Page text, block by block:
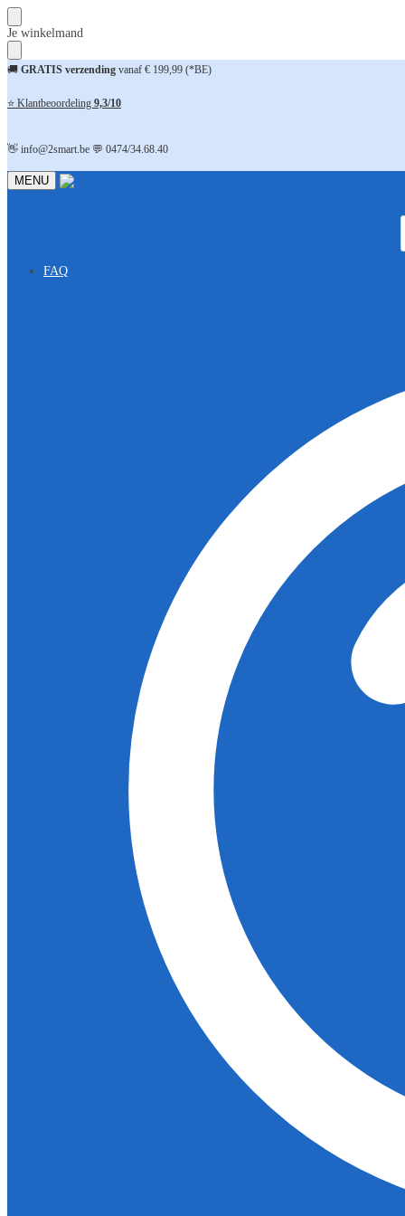
Skip
to
navigation
Skip
to
content
Je winkelmand
🚚 GRATIS verzending vanaf € 199,99 (*BE)
⭐ Klantbeoordeling 9,3/10
👋 info@2smart.be 💬 0474/34.68.40
MENU
FAQ